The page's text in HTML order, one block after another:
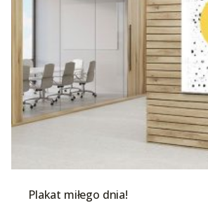
Plakat miłego dnia!